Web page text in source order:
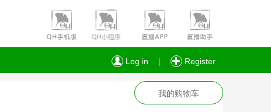
Log in | Register
我的购物车